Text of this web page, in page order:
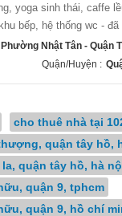
yoga sinh thái, caffe
bếp, hệ thống wc -
Nhật Tân - Quận
Quận/Huyện :
cho thuê nhà tại
quận tây hồ,
quận tây hồ, hà
quận 9, tphcm
quận 9, hồ chí